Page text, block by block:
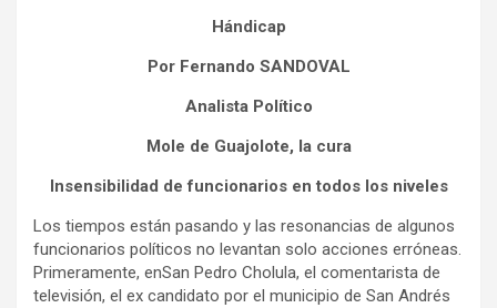
Hándicap
Por Fernando SANDOVAL
Analista Político
Mole de Guajolote, la cura
Insensibilidad de funcionarios en todos los niveles
Los tiempos están pasando y las resonancias de algunos
funcionarios políticos no levantan solo acciones erróneas.
Primeramente, enSan Pedro Cholula, el comentarista de
televisión, el ex candidato por el municipio de San Andrés